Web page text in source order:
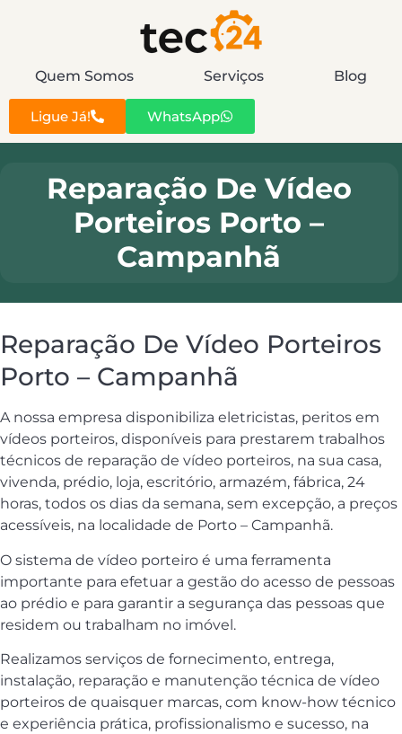
Quem Somos Serviços Blog
Ligue Já! WhatsApp
Reparação De Vídeo
Porteiros Porto –
Campanhã
Reparação De Vídeo Porteiros
Porto – Campanhã
A nossa empresa disponibiliza eletricistas, peritos em
vídeos porteiros, disponíveis para prestarem trabalhos
técnicos de reparação de vídeo porteiros, na sua casa,
vivenda, prédio, loja, escritório, armazém, fábrica, 24
horas, todos os dias da semana, sem excepção, a preços
acessíveis, na localidade de Porto – Campanhã.
O sistema de vídeo porteiro é uma ferramenta
importante para efetuar a gestão do acesso de pessoas
ao prédio e para garantir a segurança das pessoas que
residem ou trabalham no imóvel.
Realizamos serviços de fornecimento, entrega,
instalação, reparação e manutenção técnica de vídeo
porteiros de quaisquer marcas, com know-how técnico
e experiência prática, profissionalismo e sucesso, na